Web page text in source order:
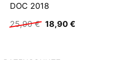
DOC 2018
25,90€ Ursprünglicher
Preis
18,90 €Aktueller